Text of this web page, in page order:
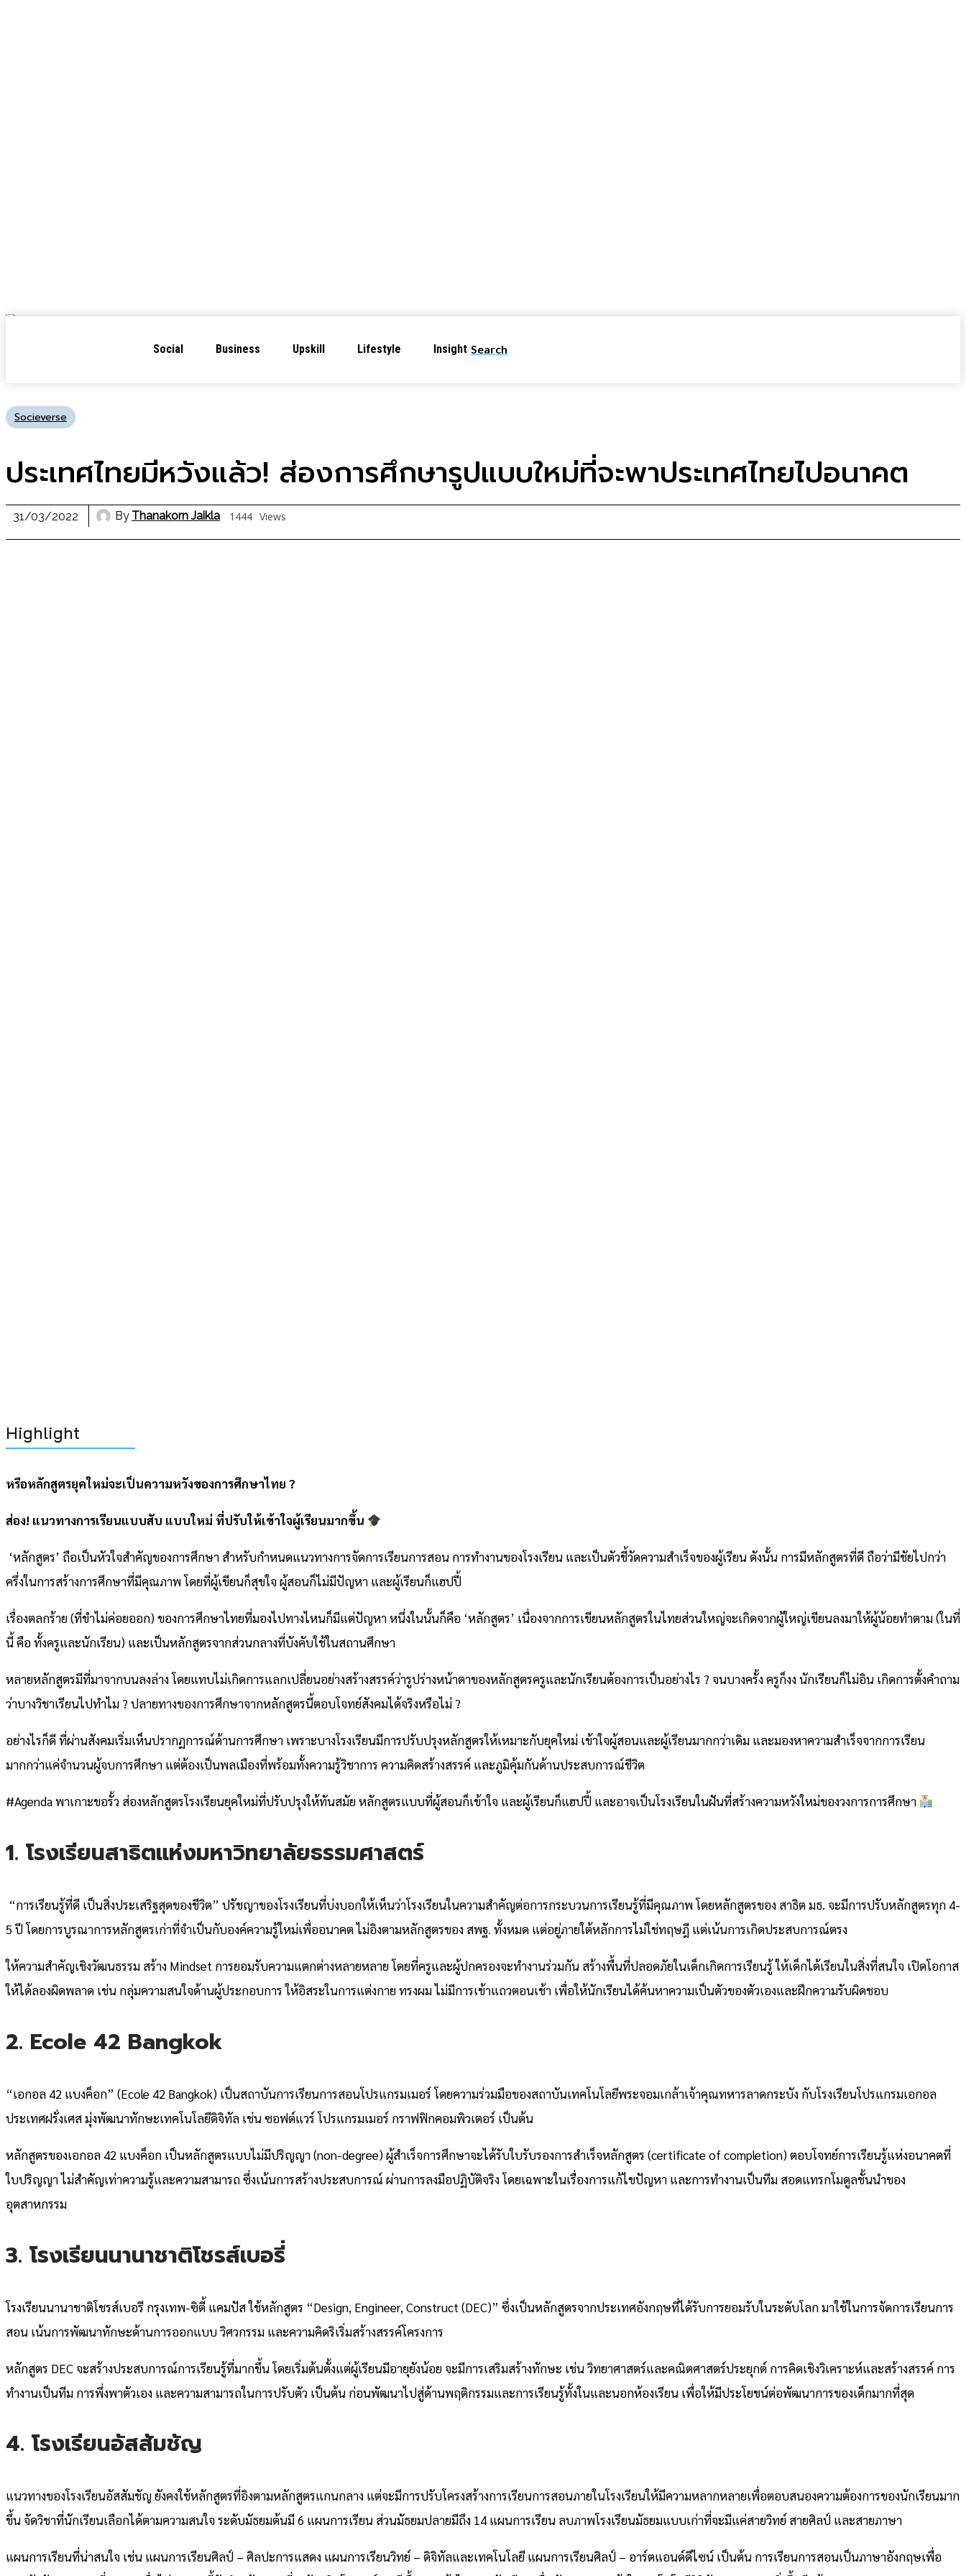
Search
Social Business Upskill Lifestyle Insight
Socieverse
ประเทศไทยมีหวังแล้ว! ส่องการศึกษารูปแบบใหม่ที่จะพาประเทศไทยไปอนาคต
31/03/2022 By Thanakorn Jaikla 1444 Views
Highlight
หรือหลักสูตรยุคใหม่จะเป็นความหวังของการศึกษาไทย ?
ส่อง! แนวทางการเรียนแบบสับ แบบใหม่ ที่ปรับให้เข้าใจผู้เรียนมากขึ้น
‘หลักสูตร’ ถือเป็นหัวใจสำคัญของการศึกษา สำหรับกำหนดแนวทางการจัดการเรียนการสอน การทำงานของโรงเรียน และเป็นตัวชี้วัดความสำเร็จของผู้เรียน ดังนั้น การมีหลักสูตรที่ดี ถือว่ามีชัยไปกว่า
ครึ่งในการสร้างการศึกษาที่มีคุณภาพ โดยที่ผู้เขียนก็สุขใจ ผู้สอนก็ไม่มีปัญหา และผู้เรียนก็แฮปปี้
เรื่องตลกร้าย (ที่ขำไม่ค่อยออก) ของการศึกษาไทยที่มองไปทางไหนก็มีแต่ปัญหา หนึ่งในนั้นก็คือ ‘หลักสูตร’ เนื่องจากการเขียนหลักสูตรในไทยส่วนใหญ่จะเกิดจากผู้ใหญ่เขียนลงมาให้ผู้น้อยทำตาม (ในที่
นี้ คือ ทั้งครูและนักเรียน) และเป็นหลักสูตรจากส่วนกลางที่บังคับใช้ในสถานศึกษา
หลายหลักสูตรมีที่มาจากบนลงล่าง โดยแทบไม่เกิดการแลกเปลี่ยนอย่างสร้างสรรค์ว่ารูปร่างหน้าตาของหลักสูตรครูและนักเรียนต้องการเป็นอย่างไร ? จนบางครั้ง ครูก็งง นักเรียนก็ไม่อิน เกิดการตั้งคำถาม
ว่าบางวิชาเรียนไปทำไม ? ปลายทางของการศึกษาจากหลักสูตรนี้ตอบโจทย์สังคมได้จริงหรือไม่ ?
อย่างไรก็ดี ที่ผ่านสังคมเริ่มเห็นปรากฏการณ์ด้านการศึกษา เพราะบางโรงเรียนมีการปรับปรุงหลักสูตรให้เหมาะกับยุคใหม่ เข้าใจผู้สอนและผู้เรียนมากกว่าเดิม และมองหาความสำเร็จจากการเรียน
มากกว่าแค่จำนวนผู้จบการศึกษา แต่ต้องเป็นพลเมืองที่พร้อมทั้งความรู้วิชาการ ความคิดสร้างสรรค์ และภูมิคุ้มกันด้านประสบการณ์ชีวิต
#Agenda พาเกาะขอรั้ว ส่องหลักสูตรโรงเรียนยุคใหม่ที่ปรับปรุงให้ทันสมัย หลักสูตรแบบที่ผู้สอนก็เข้าใจ และผู้เรียนก็แฮปปี้ และอาจเป็นโรงเรียนในฝันที่สร้างความหวังใหม่ของวงการการศึกษา
1. โรงเรียนสาธิตแห่งมหาวิทยาลัยธรรมศาสตร์
“การเรียนรู้ที่ดี เป็นสิ่งประเสริฐสุดของชีวิต” ปรัชญาของโรงเรียนที่บ่งบอกให้เห็นว่าโรงเรียนในความสำคัญต่อการกระบวนการเรียนรู้ที่มีคุณภาพ โดยหลักสูตรของ สาธิต มธ. จะมีการปรับหลักสูตรทุก 4-
5 ปี โดยการบูรณาการหลักสูตรเก่าที่จำเป็นกับองค์ความรู้ใหม่เพื่ออนาคต ไม่อิงตามหลักสูตรของ สพฐ. ทั้งหมด แต่อยู่ภายใต้หลักการไม่ใช่ทฤษฎี แต่เน้นการเกิดประสบการณ์ตรง
ให้ความสำคัญเชิงวัฒนธรรม สร้าง Mindset การยอมรับความแตกต่างหลายหลาย โดยที่ครูและผู้ปกครองจะทำงานร่วมกัน สร้างพื้นที่ปลอดภัยในเด็กเกิดการเรียนรู้ ให้เด็กได้เรียนในสิ่งที่สนใจ เปิดโอกาส
ให้ได้ลองผิดพลาด เช่น กลุ่มความสนใจด้านผู้ประกอบการ ให้อิสระในการแต่งกาย ทรงผม ไม่มีการเข้าแถวตอนเช้า เพื่อให้นักเรียนได้ค้นหาความเป็นตัวของตัวเองและฝึกความรับผิดชอบ
2. Ecole 42 Bangkok
“เอกอล 42 แบงค็อก” (Ecole 42 Bangkok) เป็นสถาบันการเรียนการสอนโปรแกรมเมอร์ โดยความร่วมมือของสถาบันเทคโนโลยีพระจอมเกล้าเจ้าคุณทหารลาดกระบัง กับโรงเรียนโปรแกรมเอกอล
ประเทศฝรั่งเศส มุ่งพัฒนาทักษะเทคโนโลยีดิจิทัล เช่น ซอฟต์แวร์ โปรแกรมเมอร์ กราฟฟิกคอมพิวเตอร์ เป็นต้น
หลักสูตรของเอกอล 42 แบงค็อก เป็นหลักสูตรแบบไม่มีปริญญา (non-degree) ผู้สำเร็จการศึกษาจะได้รับใบรับรองการสำเร็จหลักสูตร (certificate of completion) ตอบโจทย์การเรียนรู้แห่งอนาคตที่
ใบปริญญา ไม่สำคัญเท่าความรู้และความสามารถ ซึ่งเน้นการสร้างประสบการณ์ ผ่านการลงมือปฏิบัติจริง โดยเฉพาะในเรื่องการแก้ไขปัญหา และการทำงานเป็นทีม สอดแทรกโมดูลชั้นนำของ
อุตสาหกรรม
3. โรงเรียนนานาชาติโชรส์เบอรี่
โรงเรียนนานาชาติโชรส์เบอรี กรุงเทพ-ซิตี้ แคมปัส ใช้หลักสูตร “Design, Engineer, Construct (DEC)” ซึ่งเป็นหลักสูตรจากประเทศอังกฤษที่ได้รับการยอมรับในระดับโลก มาใช้ในการจัดการเรียนการ
สอน เน้นการพัฒนาทักษะด้านการออกแบบ วิศวกรรม และความคิดริเริ่มสร้างสรรค์โครงการ
หลักสูตร DEC จะสร้างประสบการณ์การเรียนรู้ที่มากขึ้น โดยเริ่มต้นตั้งแต่ผู้เรียนมีอายุยังน้อย จะมีการเสริมสร้างทักษะ เช่น วิทยาศาสตร์และคณิตศาสตร์ประยุกต์ การคิดเชิงวิเคราะห์และสร้างสรรค์ การ
ทำงานเป็นทีม การพึ่งพาตัวเอง และความสามารถในการปรับตัว เป็นต้น ก่อนพัฒนาไปสู่ด้านพฤติกรรมและการเรียนรู้ทั้งในและนอกห้องเรียน เพื่อให้มีประโยชน์ต่อพัฒนาการของเด็กมากที่สุด
4. โรงเรียนอัสสัมชัญ
แนวทางของโรงเรียนอัสสัมชัญ ยังคงใช้หลักสูตรที่อิงตามหลักสูตรแกนกลาง แต่จะมีการปรับโครงสร้างการเรียนการสอนภายในโรงเรียนให้มีความหลากหลายเพื่อตอบสนองความต้องการของนักเรียนมาก
ขึ้น จัดวิชาที่นักเรียนเลือกได้ตามความสนใจ ระดับมัธยมต้นมี 6 แผนการเรียน ส่วนมัธยมปลายมีถึง 14 แผนการเรียน ลบภาพโรงเรียนมัธยมแบบเก่าที่จะมีแค่สายวิทย์ สายศิลป์ และสายภาษา
แผนการเรียนที่น่าสนใจ เช่น แผนการเรียนศิลป์ – ศิลปะการแสดง แผนการเรียนวิทย์ – ดิจิทัลและเทคโนโลยี แผนการเรียนศิลป์ – อาร์ตแอนด์ดีไซน์ เป็นต้น การเรียนการสอนเป็นภาษาอังกฤษเพื่อ